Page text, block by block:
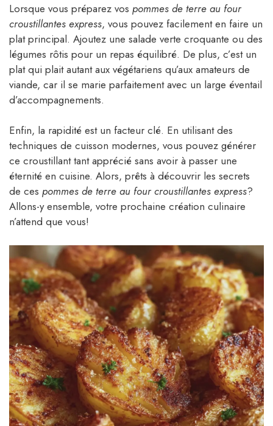
Lorsque vous préparez vos pommes de terre au four
croustillantes express, vous pouvez facilement en faire un
plat principal. Ajoutez une salade verte croquante ou des
légumes rôtis pour un repas équilibré. De plus, c’est un
plat qui plait autant aux végétariens qu’aux amateurs de
viande, car il se marie parfaitement avec un large éventail
d’accompagnements.
Enfin, la rapidité est un facteur clé. En utilisant des
techniques de cuisson modernes, vous pouvez générer
ce croustillant tant apprécié sans avoir à passer une
éternité en cuisine. Alors, prêts à découvrir les secrets
de ces pommes de terre au four croustillantes express?
Allons-y ensemble, votre prochaine création culinaire
n’attend que vous!